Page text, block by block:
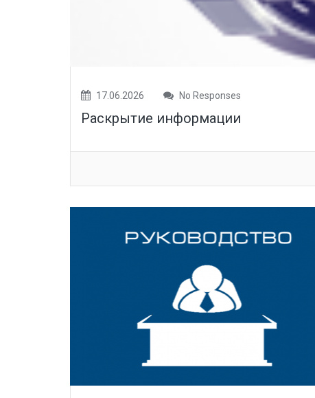
17.06.2026 No Responses
Раскрытие информации